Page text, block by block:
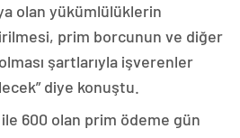
olan yükümlülüklerin
prim borcunun ve diğer
şartlarıyla işverenler
diye konuştu.
ile 600 olan prim ödeme gün